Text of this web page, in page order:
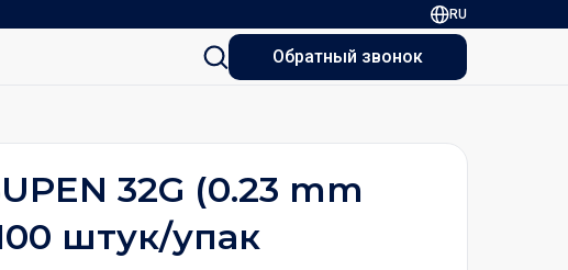
RU
Обратный звонок
32G (0.23 mm
штук/упак